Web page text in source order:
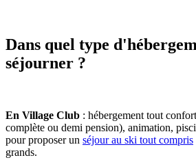
Dans quel type
séjourner ?
En Village Club : hébergement tout
complète ou demi pension), animation,
pour proposer un séjour au ski tout compris
grands.